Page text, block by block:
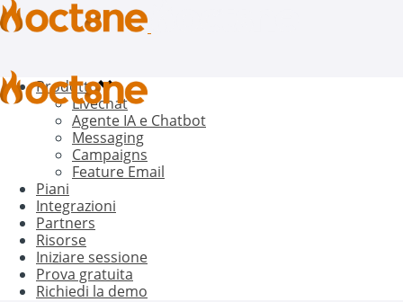
Prodotto
Livechat
Agente IA e Chatbot
Messaging
Campaigns
Feature Email
Piani
Integrazioni
Partners
Risorse
Iniziare sessione
Prova gratuita
Richiedi la demo